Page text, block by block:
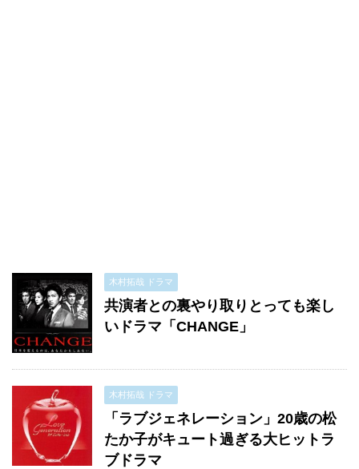
木村拓哉 ドラマ
共演者との裏やり取りとっても楽し
いドラマ「CHANGE」
木村拓哉 ドラマ
「ラブジェネレーション」20歳の松
たか子がキュート過ぎる大ヒットラ
ブドラマ